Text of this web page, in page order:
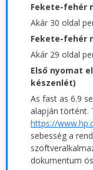
Fekete-fehér
Akár 30 oldal
Fekete-fehér
Akár 29 oldal
Első nyomat
készenlét)
As fast as 6.9
alapján történt.
https://
sebesség a
dokumentum